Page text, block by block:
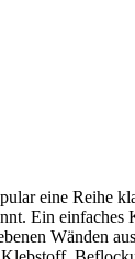
eine Reihe
Ein
Wänden